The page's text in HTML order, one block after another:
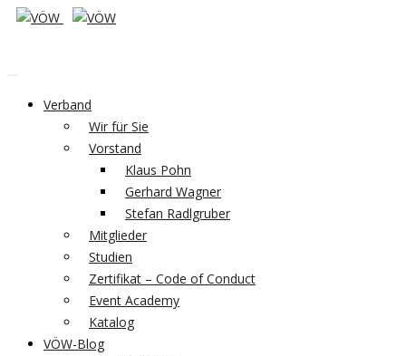
Verband
Wir für Sie
Vorstand
Klaus Pohn
Gerhard Wagner
Stefan Radlgruber
Mitglieder
Studien
Zertifikat – Code of Conduct
Event Academy
Katalog
VÖW-Blog